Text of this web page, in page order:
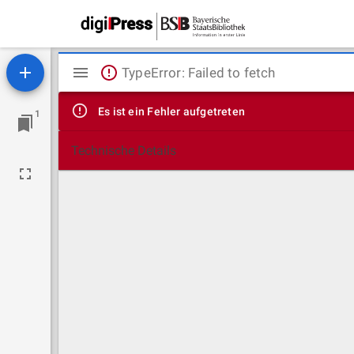
1
Mirador
Viewer
TypeError: Failed to fetch
Es ist ein Fehler aufgetreten
Technische Details